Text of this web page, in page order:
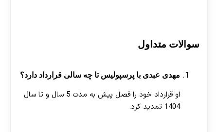
سوالات متداول
مهدی عبدی با پرسپولیس تا چه سالی قرارداد دارد؟
او قرارداد خود را فصل پیش به مدت 5 سال و تا سال
1404 تمدید کرد.